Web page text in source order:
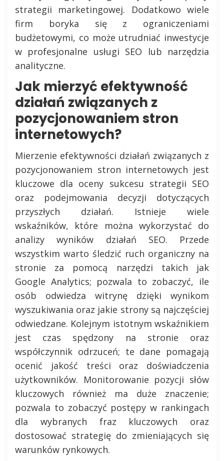
strategii marketingowej. Dodatkowo wiele
firm boryka się z ograniczeniami
budżetowymi, co może utrudniać inwestycje
w profesjonalne usługi SEO lub narzędzia
analityczne.
Jak mierzyć efektywność
działań związanych z
pozycjonowaniem stron
internetowych?
Mierzenie efektywności działań związanych z
pozycjonowaniem stron internetowych jest
kluczowe dla oceny sukcesu strategii SEO
oraz podejmowania decyzji dotyczących
przyszłych działań. Istnieje wiele
wskaźników, które można wykorzystać do
analizy wyników działań SEO. Przede
wszystkim warto śledzić ruch organiczny na
stronie za pomocą narzędzi takich jak
Google Analytics; pozwala to zobaczyć, ile
osób odwiedza witrynę dzięki wynikom
wyszukiwania oraz jakie strony są najczęściej
odwiedzane. Kolejnym istotnym wskaźnikiem
jest czas spędzony na stronie oraz
współczynnik odrzuceń; te dane pomagają
ocenić jakość treści oraz doświadczenia
użytkowników. Monitorowanie pozycji słów
kluczowych również ma duże znaczenie;
pozwala to zobaczyć postępy w rankingach
dla wybranych fraz kluczowych oraz
dostosować strategię do zmieniających się
warunków rynkowych.